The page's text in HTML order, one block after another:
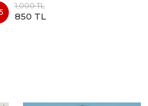
1,000 TL
850 TL